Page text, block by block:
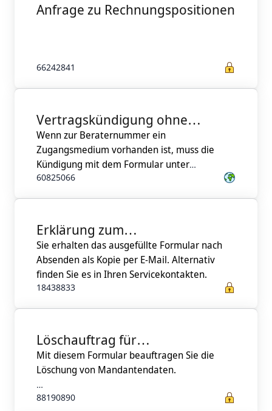
Anfrage zu Rechnungspositionen
66242841
Vertragskündigung ohne
Anmeldung - nur bei fehlendem
Zugangsmedium
Wenn zur Beraternummer ein
Zugangsmedium vorhanden ist, muss die
Kündigung mit dem Formular unter
https://go.datev.de/vertragskuendigung
Von Mandanten kann die Kündigung nur
angenommen werden, wenn Sie in einer
direkten Vertragsbeziehung
(mitgliedsgebundenes Mandantengeschäft)
mit DATEV stehen.
60825066
Erklärung zum
mitgliedsgebundenen
Mandantengeschäft
Sie erhalten das ausgefüllte Formular nach
Absenden als Kopie per E-Mail. Alternativ
18438833
Löschauftrag für
Mandantendaten
Mit diesem Formular beauftragen Sie die
Löschung von Mandantendaten.
88190890